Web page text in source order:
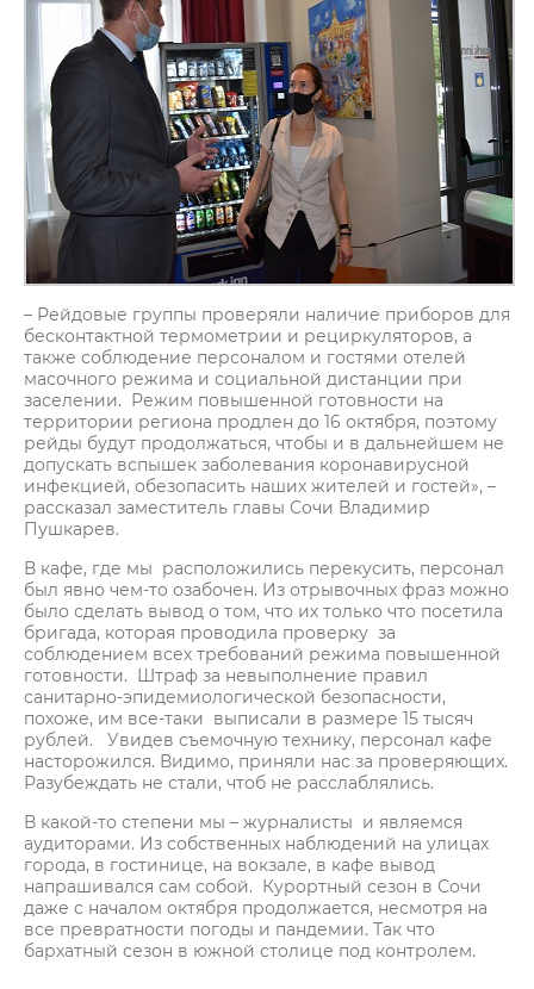
– Рейдовые группы проверяли наличие приборов для
бесконтактной термометрии и рециркуляторов, а
также соблюдение персоналом и гостями отелей
масочного режима и социальной дистанции при
заселении. Режим повышенной готовности на
территории региона продлен до 16 октября, поэтому
рейды будут продолжаться, чтобы и в дальнейшем не
допускать вспышек заболевания коронавирусной
инфекцией, обезопасить наших жителей и гостей», –
рассказал заместитель главы Сочи Владимир
Пушкарев.
В кафе, где мы расположились перекусить, персонал
был явно чем-то озабочен. Из отрывочных фраз можно
было сделать вывод о том, что их только что посетила
бригада, которая проводила проверку за
соблюдением всех требований режима повышенной
готовности. Штраф за невыполнение правил
санитарно-эпидемиологической безопасности,
похоже, им все-таки выписали в размере 15 тысяч
рублей. Увидев съемочную технику, персонал кафе
насторожился. Видимо, приняли нас за проверяющих.
Разубеждать не стали, чтоб не расслаблялись.
В какой-то степени мы – журналисты и являемся
аудиторами. Из собственных наблюдений на улицах
города, в гостинице, на вокзале, в кафе вывод
напрашивался сам собой. Курортный сезон в Сочи
даже с началом октября продолжается, несмотря на
все превратности погоды и пандемии. Так что
бархатный сезон в южной столице под контролем.